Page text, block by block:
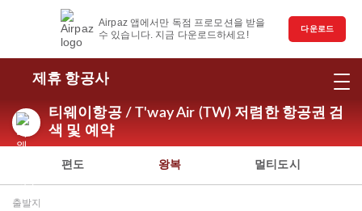
Airpaz 앱에서만 독점 프로모션을 받을
수 있습니다. 지금 다운로드하세요!
다운로드
제휴 항공사
티웨이항공 / T'way Air (TW) 저렴한 항공권 검
색 및 예약
편도 왕복 멀티도시
출발지